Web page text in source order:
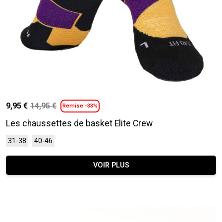
14,95€
Le
prix
était :
14,95 €.
9,95 €
Le
prix
est :
9,95 €.
Remise -33%
Les chaussettes de basket Elite Crew
Ce
plusieurs
31-38 40-46
VOIR PLUS